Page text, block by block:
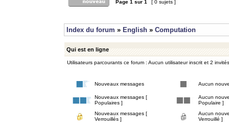
Page 1 sur 1 [ 0 sujets ]
Index du forum » English » Computation
Qui est en ligne
Utilisateurs parcourants ce forum : Aucun utilisateur inscrit et 2 invités
Nouveaux messages Aucun
Nouveaux messages [
Populaires ]
Aucun
Populaire ]
Nouveaux messages [
Verrouillés ]
Aucun
Verrouillé ]